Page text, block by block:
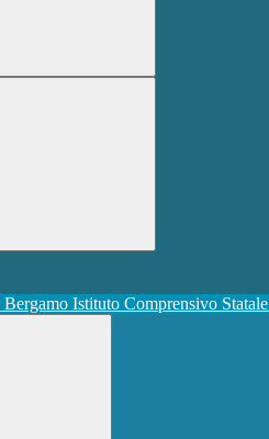
Istituto Comprensivo Statale